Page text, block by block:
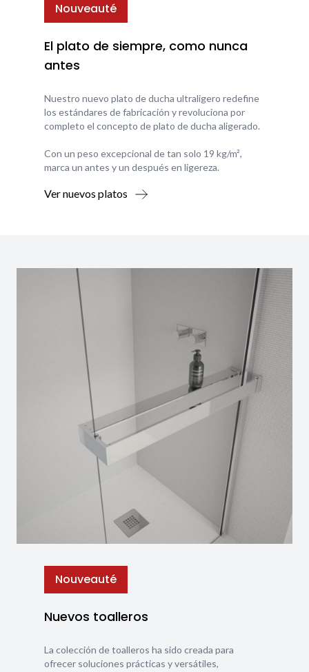
Nouveauté
El plato de siempre, como nunca
antes
Nuestro nuevo plato de ducha ultraligero redefine
los estándares de fabricación y revoluciona por
completo el concepto de plato de ducha aligerado.
Con un peso excepcional de tan solo 19 kg/m²,
marca un antes y un después en ligereza.
Ver nuevos platos
Nouveauté
Nuevos toalleros
La colección de toalleros ha sido creada para
ofrecer soluciones prácticas y versátiles,